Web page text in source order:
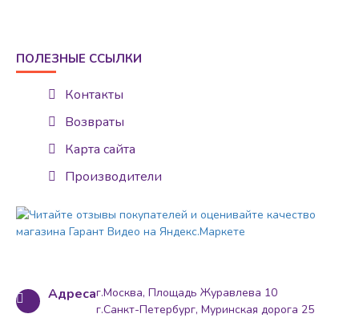
ПОЛЕЗНЫЕ ССЫЛКИ
Контакты
Возвраты
Карта сайта
Производители
Адресаг.Москва, Площадь Журавлева 10
г.Санкт-Петербург, Муринская дорога 25